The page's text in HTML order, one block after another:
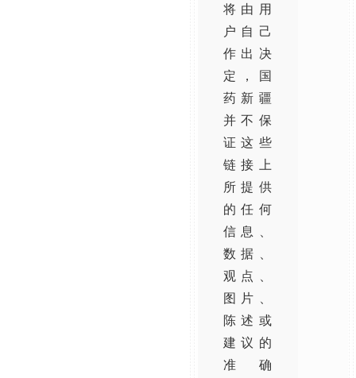
将由用
户自己
作出决
定，国
药新疆
并不保
证这些
链接上
所提供
的任何
信息、
数据、
观点、
图片、
陈述或
建议的
准确